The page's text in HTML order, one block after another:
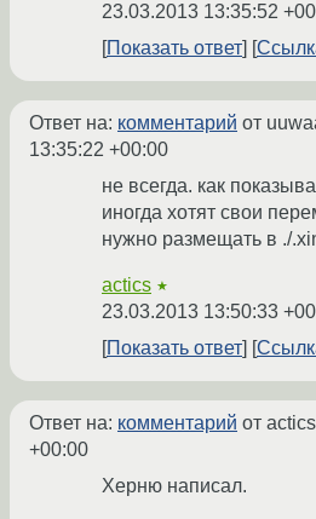
23.03.2013 13:35:52
Показать ответ
Ответ на: комментарий от
13:35:22 +00:00
не всегда. как
иногда хотят свои
нужно размещать в ./
actics ★
23.03.2013 13:50:33
Показать ответ
Ответ на: комментарий от actics
+00:00
Херню написал.